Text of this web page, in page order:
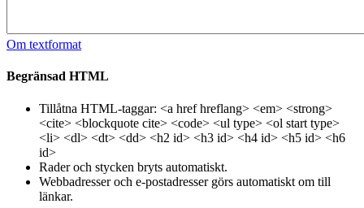
Om textformat
Begränsad HTML
Tillåtna HTML-taggar: <a href hreflang> <em> <strong>
<cite> <blockquote cite> <code> <ul type> <ol start type>
<li> <dl> <dt> <dd> <h2 id> <h3 id> <h4 id> <h5 id> <h6
id>
Rader och stycken bryts automatiskt.
Webbadresser och e-postadresser görs automatiskt om till
länkar.